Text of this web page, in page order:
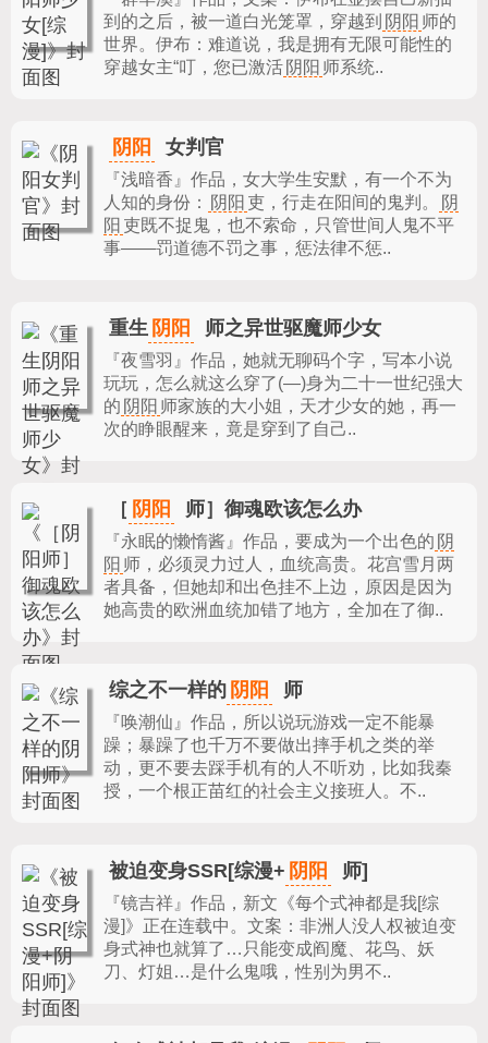
到的之后，被一道白光笼罩，穿越到 阴阳 师的
世界。伊布：难道说，我是拥有无限可能性的
穿越女主“叮，您已激活 阴阳 师系统..
阴阳 女判官
『浅暗香』作品， 女大学生安默，有一个不为
人知的身份：
阴阳 吏，行走在阳间的鬼判。
阴
阳 吏既不捉鬼，也不索命，只管世间人鬼不平
事——罚道德不罚之事，惩法律不惩..
重生 阴阳 师之异世驱魔师少女
『夜雪羽』作品， 她就无聊码个字，写本小说
玩玩，怎么就这么穿了(—)身为二十一世纪强大
的 阴阳 师家族的大小姐，天才少女的她，再一
次的睁眼醒来，竟是穿到了自己..
［ 阴阳 师］御魂欧该怎么办
『永眠的懒惰酱』作品， 要成为一个出色的 阴
阳 师，必须灵力过人，血统高贵。花宫雪月两
者具备，但她却和出色挂不上边，原因是因为
她高贵的欧洲血统加错了地方，全加在了御..
综之不一样的 阴阳 师
『唤潮仙』作品， 所以说玩游戏一定不能暴
躁；暴躁了也千万不要做出摔手机之类的举
动，更不要去踩手机有的人不听劝，比如我秦
授，一个根正苗红的社会主义接班人。不..
被迫变身SSR[综漫+ 阴阳 师]
『镜吉祥』作品， 新文《每个式神都是我[综
漫]》正在连载中。文案：非洲人没人权被迫变
身式神也就算了…只能变成阎魔、花鸟、妖
刀、灯姐…是什么鬼哦，性别为男不..